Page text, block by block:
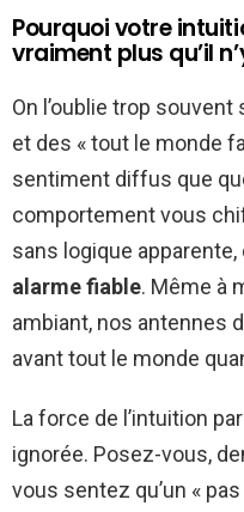
Pourquoi votre
vraiment plus qu’il
On l’oublie trop
et des « tout le monde
sentiment diffus que
comportement vous
sans logique apparente,
alarme fiable. Même à
ambiant, nos antennes
avant tout le monde
La force de l’intuition
ignorée. Posez-vous,
vous sentez qu’un «